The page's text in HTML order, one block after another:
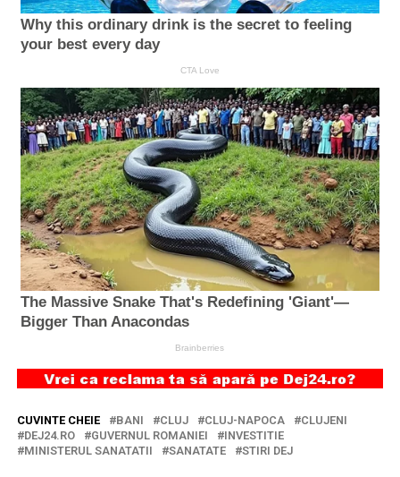
CUVINTE CHEIE BANI CLUJ CLUJ-NAPOCA
CLUJENI
DEJ24.RO
GUVERNUL ROMANIEI
INVESTITIE
MINISTERUL SANATATII
SANATATE STIRI DEJ